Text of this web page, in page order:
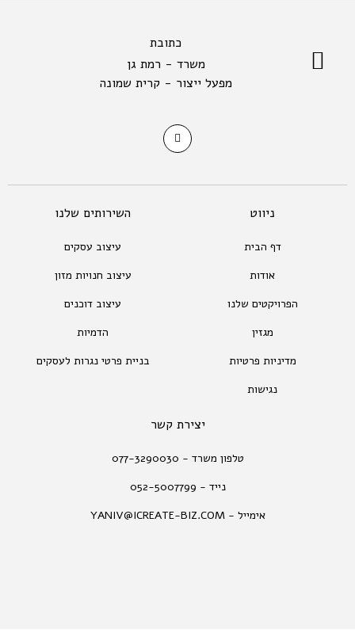
כתובת
משרד - רמת גן
מפעל ייצור - קרית שמונה
ניווט
דף הבית
אודות
הפרויקטים שלנו
מגזין
מדיניות פרטיות
נגישות
השירותים שלנו
עיצוב עסקים
עיצוב חנויות מזון
עיצוב דוכנים
הדמיות
בניית פרטי נגרות לעסקים
יצירת קשר
טלפון משרד - 077-3290030
נייד - 052-5007799
אימייל - YANIV@ICREATE-BIZ.COM